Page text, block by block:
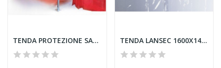
TENDA PROTEZIONE SALDATURA 2000X1400 ORANGE EN... TENDA LANSEC 1600X1400 5316v TRASPARENTE